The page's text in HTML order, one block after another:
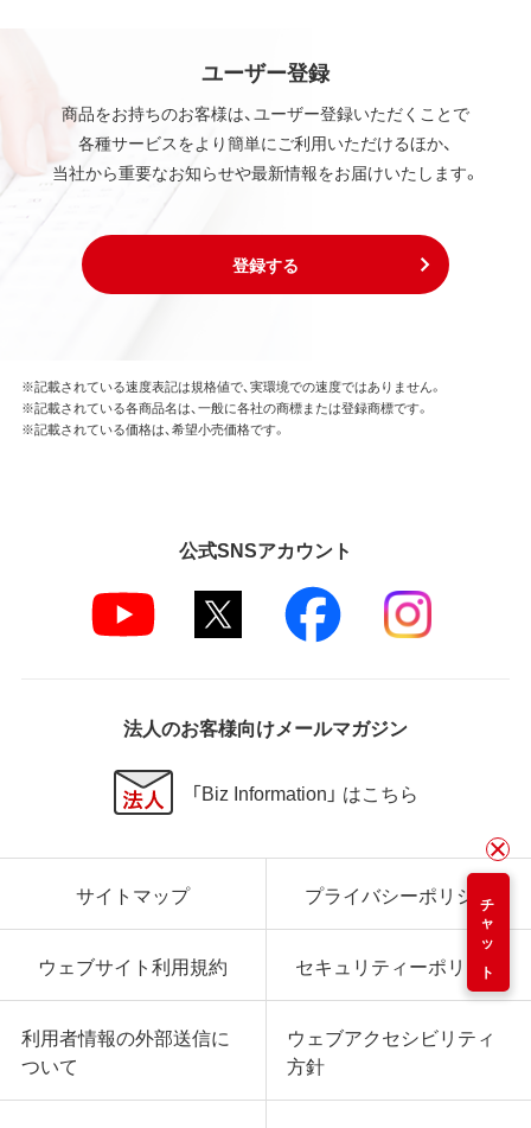
ユーザー登録
商品をお持ちのお客様は、ユーザー登録いただくことで
各種サービスをより簡単にご利用いただけるほか、
当社から重要なお知らせや最新情報をお届けいたします。
登録する
チャット
※記載されている速度表記は規格値で、実環境での速度ではありません。
※記載されている各商品名は、一般に各社の商標または登録商標です。
※記載されている価格は、希望小売価格です。
公式SNSアカウント
法人のお客様向けメールマガジン
「Biz Information」 はこちら
サイトマップ プライバシーポリシー
ウェブサイト利用規約 セキュリティーポリシー
利用者情報の外部送信に
ついて
ウェブアクセシビリティ
方針